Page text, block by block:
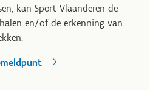
kan Sport Vlaanderen de
en/of de erkenning van